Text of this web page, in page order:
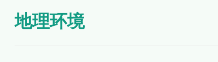
地理环境